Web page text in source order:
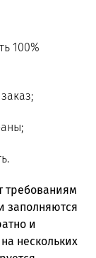
100%
требованиям
заполняются
и
нескольких